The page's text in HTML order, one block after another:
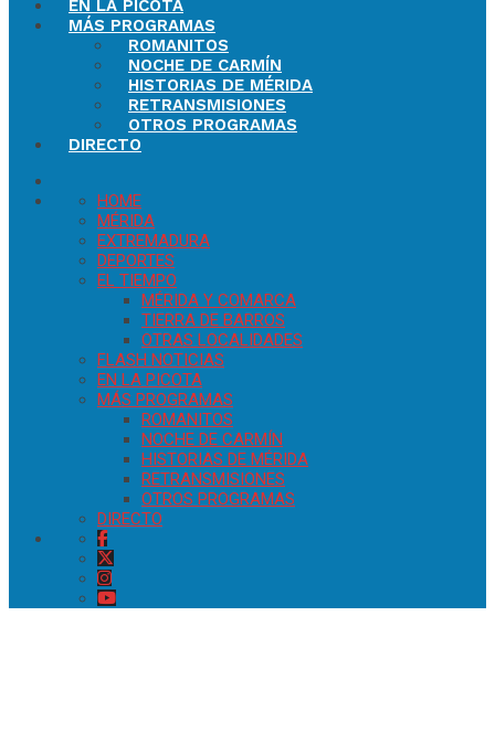
EN LA PICOTA
MÁS PROGRAMAS
ROMANITOS
NOCHE DE CARMÍN
HISTORIAS DE MÉRIDA
RETRANSMISIONES
OTROS PROGRAMAS
DIRECTO
HOME
MÉRIDA
EXTREMADURA
DEPORTES
EL TIEMPO
MÉRIDA Y COMARCA
TIERRA DE BARROS
OTRAS LOCALIDADES
FLASH NOTICIAS
EN LA PICOTA
MÁS PROGRAMAS
ROMANITOS
NOCHE DE CARMÍN
HISTORIAS DE MÉRIDA
RETRANSMISIONES
OTROS PROGRAMAS
DIRECTO